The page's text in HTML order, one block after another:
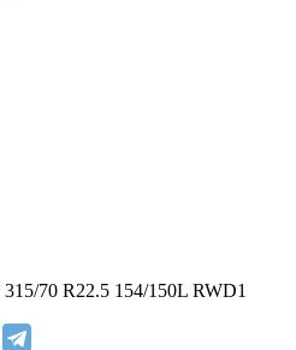
70 R22.5 154/150L RWD1